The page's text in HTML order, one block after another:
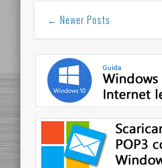
← Newer Posts